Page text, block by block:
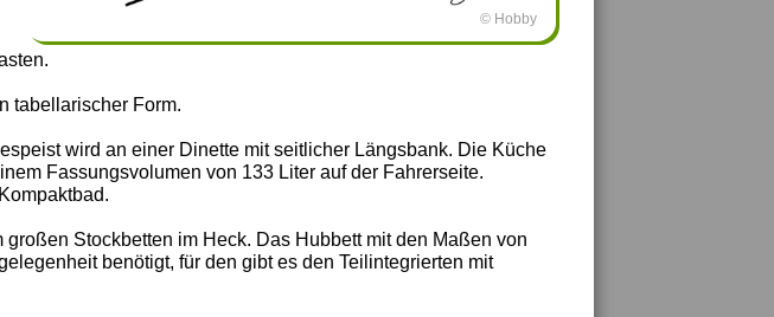
© Hobby
tabellarischer Form.
wird an einer Dinette mit seitlicher Längsbank. Die Küche
Fassungsvolumen von 133 Liter auf der Fahrerseite.
Stockbetten im Heck. Das Hubbett mit den Maßen von
benötigt, für den gibt es den Teilintegrierten mit